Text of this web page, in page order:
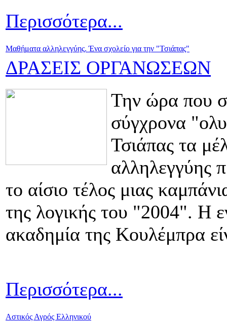
Περισσότερα...
Μαθήματα αλληλεγγύης. Ένα σχολείο για την "Τσιάπας"
ΔΡΑΣΕΙΣ ΟΡΓΑΝΩΣΕΩΝ
Την ώρα που
σύγχρονα
Τσιάπας τα
αλληλεγγύης
το αίσιο τέλος μιας
της λογικής του "2004". Η
ακαδημία της Κουλέμπρα
Περισσότερα...
Αστικός Αγρός Ελληνικού